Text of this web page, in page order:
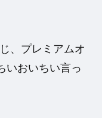
、プレミアムオ
いおいちい言っ